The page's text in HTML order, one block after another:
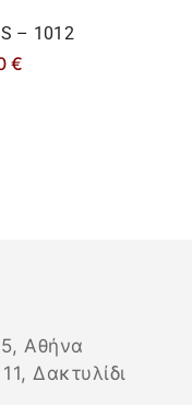
– 1012
€
Αθήνα
Δακτυλίδι